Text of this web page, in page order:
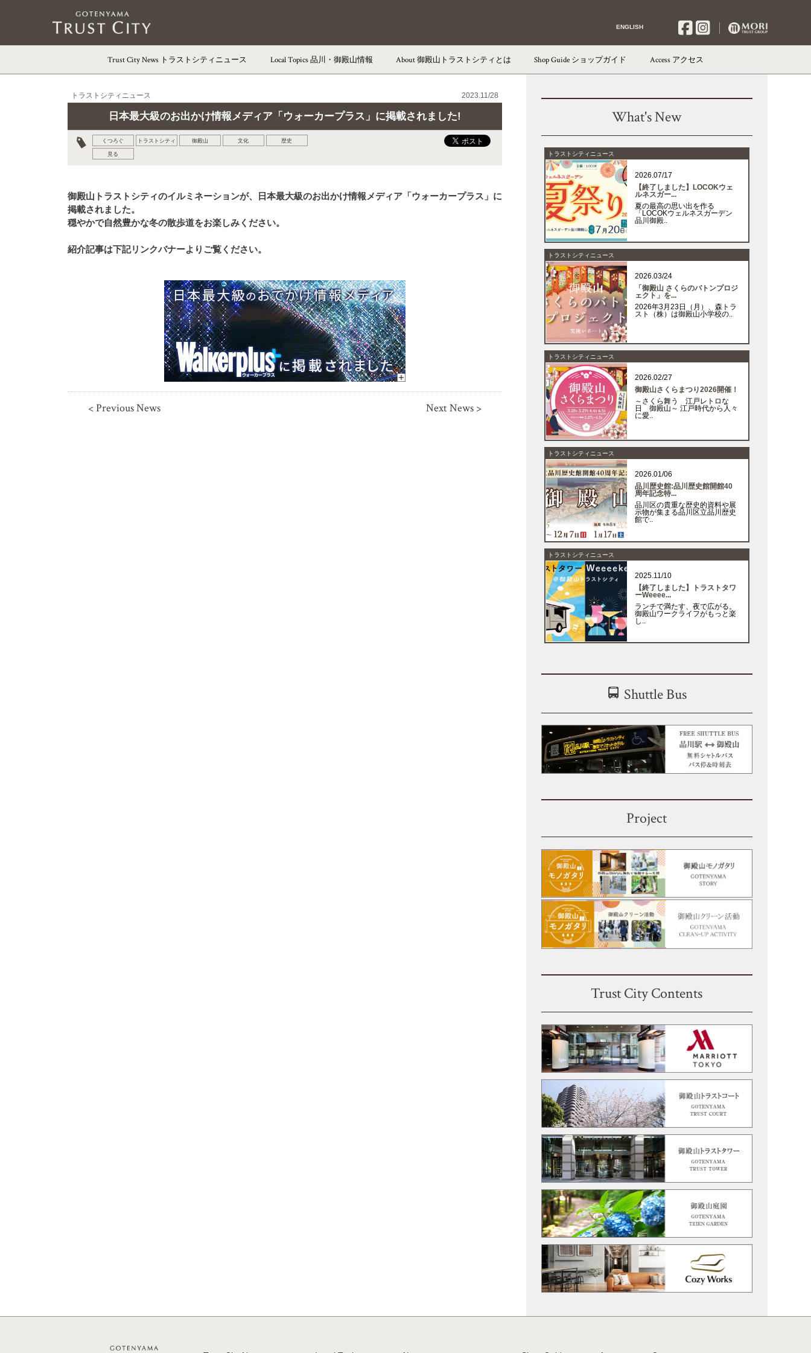
ENGLISH
Trust City News トラストシティニュース Local Topics品川・御殿山情報 About御殿山トラストシティとは
御殿山トラストコート
東京マリオットホテル
Shop Guide ショップガイド Access アクセス
トラストシティニュース 2023.11/28
日本最大級のお出かけ情報メディア「ウォーカープラス」に掲載されました!
くつろぐ トラストシティ 御殿山 文化 歴史
見る
御殿山トラストシティのイルミネーションが、日本最大級のお出かけ情報メディア「ウォーカープラス」に
掲載されました。
穏やかで自然豊かな冬の散歩道をお楽しみください。
紹介記事は下記リンクバナーよりご覧ください。
< Previous News Next News >
What's New
2026.07/17
【終了しました】LOCOKウェ
ルネスガー...
夏の最高の思い出を作る
「LOCOKウェルネスガーデン
品川御殿..
トラストシティニュース
2026.03/24
「御殿山 さくらのバトンプロジ
ェクト」を...
2026年3月23日（月）、森トラ
スト（株）は御殿山小学校の..
トラストシティニュース
2026.02/27
御殿山さくらまつり2026開催！
～さくら舞う 江戸レトロな
日 御殿山～ 江戸時代から人々
に愛..
トラストシティニュース
2026.01/06
品川歴史館:品川歴史館開館40
周年記念特...
品川区の貴重な歴史的資料や展
示物が集まる品川区立品川歴史
館で..
トラストシティニュース
2025.11/10
【終了しました】トラストタワ
ーWeeee...
ランチで満たす、夜で広がる。
御殿山ワークライフがもっと楽
し..
トラストシティニュース
Shuttle Bus
Project
Trust City Contents